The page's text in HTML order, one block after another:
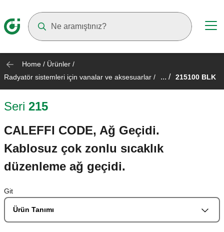
Home / Ürünler /
Radyatör sistemleri için vanalar ve aksesuarlar / ... / 215100 BLK
Seri 215
CALEFFI CODE, Ağ Geçidi.
Kablosuz çok zonlu sıcaklık
düzenleme ağ geçidi.
Git
Ürün Tanımı